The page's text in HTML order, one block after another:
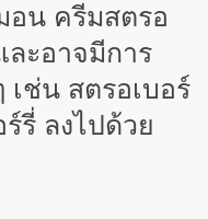
อน ครีมสตรอ
ละอาจมีการ
เช่น สตรอเบอร์
รี่ ลงไปด้วย